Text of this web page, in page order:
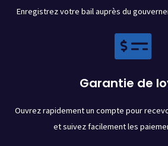
Enregistrez votre bail auprès du
Garantie de
Ouvrez rapidement un compte pour
et suivez facilement les